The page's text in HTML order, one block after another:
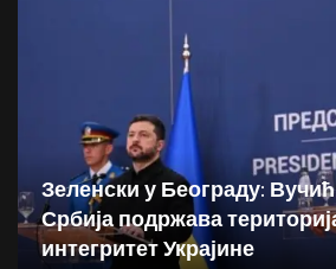
Зеленски у Београду:
Србија подржава
интегритет Украјине